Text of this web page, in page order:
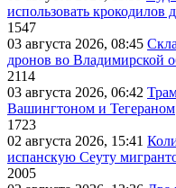
использовать крокодилов
1547
03 августа 2026, 08:45
дронов во Владимирской
2114
03 августа 2026, 06:42
Вашингтоном и Тегераном
1723
02 августа 2026, 15:41
испанскую Сеуту
2005